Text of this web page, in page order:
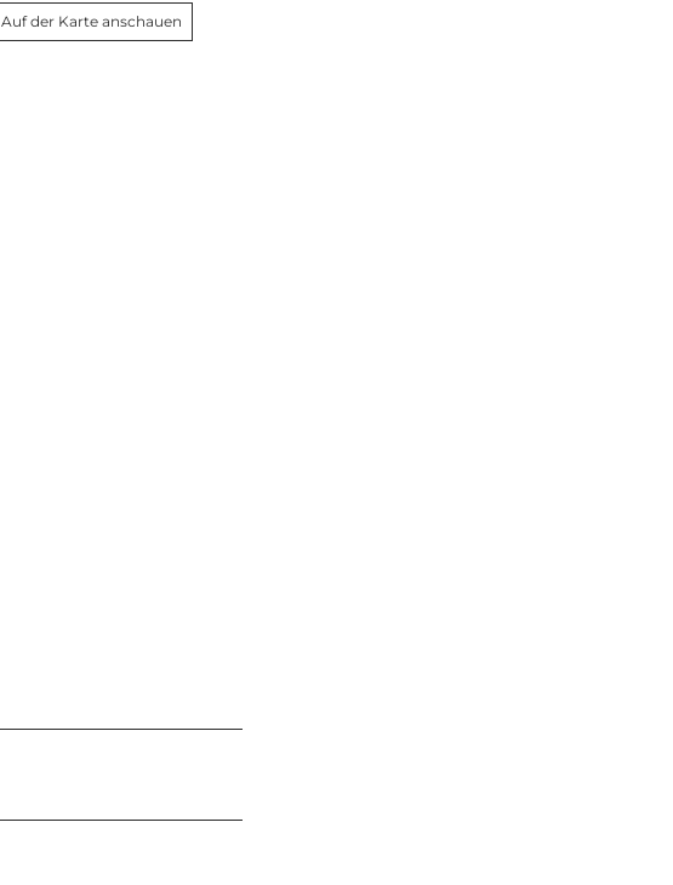
Auf der Karte anschauen